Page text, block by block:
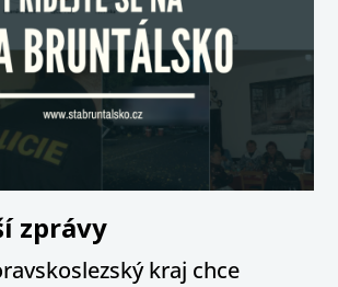
zprávy
kraj chce